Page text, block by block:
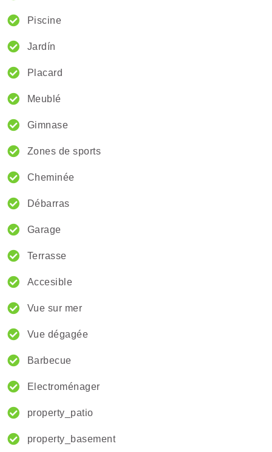
Piscine
Jardín
Placard
Meublé
Gimnase
Zones de sports
Cheminée
Débarras
Garage
Terrasse
Accesible
Vue sur mer
Vue dégagée
Barbecue
Electroménager
property_patio
property_basement